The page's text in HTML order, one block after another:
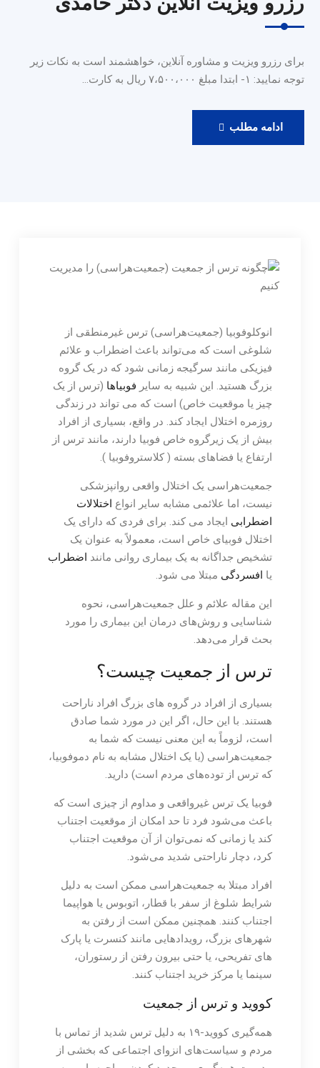
برای رزرو ویزیت و مشاوره آنلاین، خواهشمند است به نکات زیر
توجه نمایید: ۱- ابتدا مبلغ ۷،۵۰۰،۰۰۰ ریال به کارت…
ادامه مطلبرزرو
ویزیت
انوکلوفوبیا (جمعیت‌هراسی) ترس غیرمنطقی از
شلوغی است که می‌تواند باعث اضطراب و علائم
فیزیکی مانند سرگیجه زمانی شود که در یک گروه
بزرگ هستید. این شبیه به سایر فوبیاها (ترس از یک
چیز یا موقعیت خاص) است که می تواند در زندگی
روزمره اختلال ایجاد کند. در واقع، بسیاری از افراد
بیش از یک زیرگروه خاص فوبیا دارند، مانند ترس از
ارتفاع یا فضاهای بسته ( کلاستروفوبیا ).
جمعیت‌هراسی یک اختلال واقعی روانپزشکی
نیست، اما علائمی مشابه سایر انواع اختلالات
اضطرابی ایجاد می کند. برای فردی که دارای یک
اختلال فوبیای خاص است، معمولاً به عنوان یک
تشخیص جداگانه به یک بیماری روانی مانند اضطراب
یا افسردگی مبتلا می شود.
این مقاله علائم و علل جمعیت‌هراسی، نحوه
شناسایی و روش‌های درمان این بیماری را مورد
بحث قرار می‌دهد.
ترس از جمعیت چیست؟
بسیاری از افراد در گروه های بزرگ افراد ناراحت
هستند. با این حال، اگر این در مورد شما صادق
است، لزوماً به این معنی نیست که شما به
جمعیت‌هراسی (یا یک اختلال مشابه به نام دموفوبیا،
که ترس از توده‌های مردم است) دارید.
فوبیا یک ترس غیرواقعی و مداوم از چیزی است که
باعث می‌شود فرد تا حد امکان از موقعیت اجتناب
کند یا زمانی که نمی‌توان از آن موقعیت اجتناب
کرد، دچار ناراحتی شدید می‌شود.
افراد مبتلا به جمعیت‌هراسی ممکن است به دلیل
شرایط شلوغ از سفر با قطار، اتوبوس یا هواپیما
اجتناب کنند. همچنین ممکن است از رفتن به
شهرهای بزرگ، رویدادهایی مانند کنسرت یا پارک
های تفریحی، یا حتی بیرون رفتن از رستوران،
سینما یا مرکز خرید اجتناب کنند.
کووید و ترس از جمعیت
همه‌گیری کووید-۱۹ به دلیل ترس شدید از تماس با
مردم و سیاست‌های انزوای اجتماعی که بخشی از